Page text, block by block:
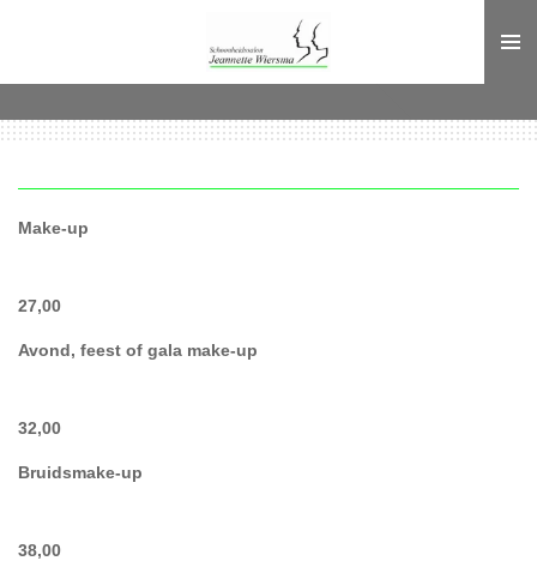
hoofdinhoud
Make-up
27,00
Avond, feest of gala make-up
32,00
Bruidsmake-up
38,00